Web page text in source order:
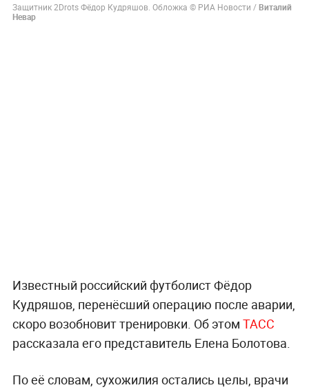
Защитник 2Drots Фёдор Кудряшов. Обложка © РИА Новости /Виталий
Невар
Известный российский футболист Фёдор
Кудряшов, перенёсший операцию после аварии,
скоро возобновит тренировки. Об этом ТАСС
рассказала его представитель Елена Болотова.
По её словам, сухожилия остались целы, врачи